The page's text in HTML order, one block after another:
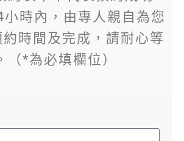
時內，由專人親自為您
時間及完成，請耐心等
（*為必填欄位）